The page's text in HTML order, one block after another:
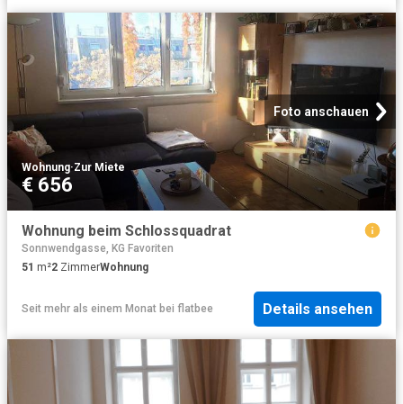
Foto anschauen
Wohnung·Zur Miete
€ 656
Wohnung beim Schlossquadrat
Sonnwendgasse, KG Favoriten
51 m²2 ZimmerWohnung
Seit mehr als einem Monat bei flatbee Details ansehen